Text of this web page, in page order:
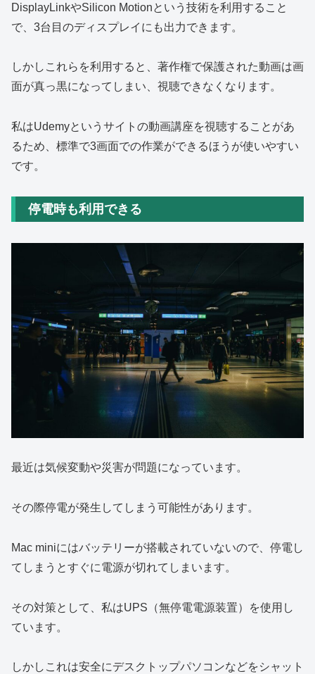
DisplayLinkやSilicon Motionという技術を利用すること
で、3台目のディスプレイにも出力できます。
しかしこれらを利用すると、著作権で保護された動画は画
面が真っ黒になってしまい、視聴できなくなります。
私はUdemyというサイトの動画講座を視聴することがあ
るため、標準で3画面での作業ができるほうが使いやすい
です。
停電時も利用できる
最近は気候変動や災害が問題になっています。
その際停電が発生してしまう可能性があります。
Mac miniにはバッテリーが搭載されていないので、停電し
てしまうとすぐに電源が切れてしまいます。
その対策として、私はUPS（無停電電源装置）を使用し
ています。
しかしこれは安全にデスクトップパソコンなどをシャット